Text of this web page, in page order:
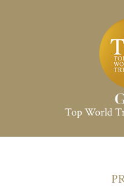
Top World